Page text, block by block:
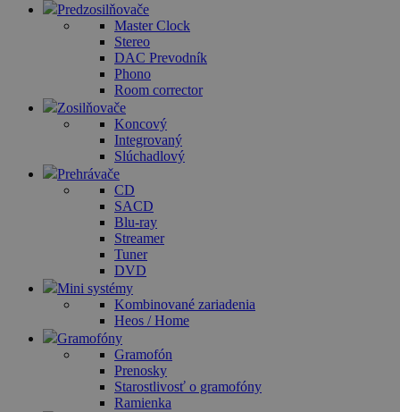
Predzosilňovače
Master Clock
Stereo
DAC Prevodník
Phono
Room corrector
Zosilňovače
Koncový
Integrovaný
Slúchadlový
Prehrávače
CD
SACD
Blu-ray
Streamer
Tuner
DVD
Mini systémy
Kombinované zariadenia
Heos / Home
Gramofóny
Gramofón
Prenosky
Starostlivosť o gramofóny
Ramienka